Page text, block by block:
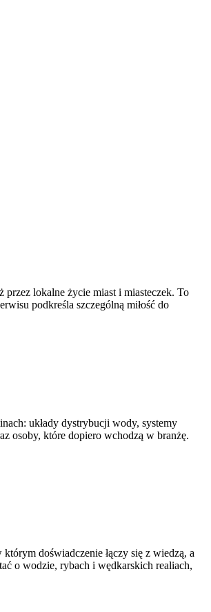
lokalne życie miast i miasteczek. To
podkreśla szczególną miłość do
układy dystrybucji wody, systemy
osoby, które dopiero wchodzą w branżę.
doświadczenie łączy się z wiedzą, a
o wodzie, rybach i wędkarskich realiach,